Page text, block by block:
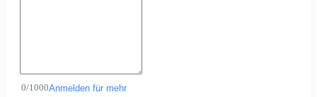
0/1000Anmelden für mehr